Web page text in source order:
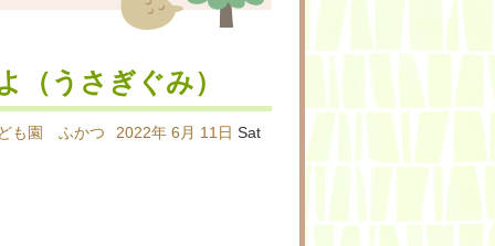
（うさぎぐみ）
2022年 6月 11日 Sat
も園 ふかつ